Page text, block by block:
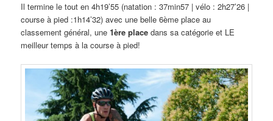
Il termine le tout en 4h19’55 (natation : 37min57 | vélo : 2h27’26 |
course à pied :1h14’32) avec une belle 6ème place au
classement général, une1ère place dans sa catégorie et LE
meilleur temps à la course à pied!